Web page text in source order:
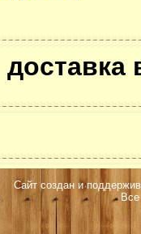
Сайт создан и